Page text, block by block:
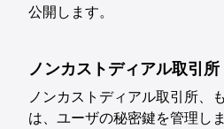
公開します。
ノンカストディアル取引所
ノンカストディアル取引所、
は、ユーザの秘密鍵を管理し